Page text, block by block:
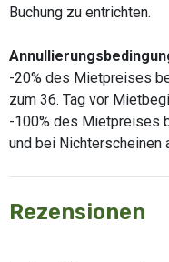
Buchung zu entrichten.
-20% des Mietpreises
zum 36. Tag vor
-100% des Mietpreises
und bei Nichterscheinen
Rezensionen